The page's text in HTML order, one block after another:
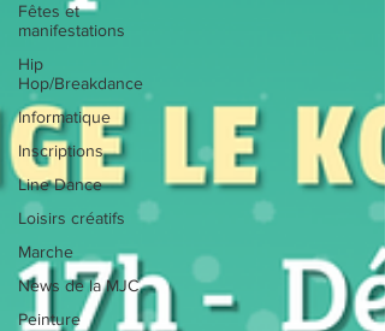
Fêtes et
manifestations
Hip
Hop/Breakdance
Informatique
Inscriptions
Line Dance
Loisirs créatifs
Marche
News de la MJC
Peinture